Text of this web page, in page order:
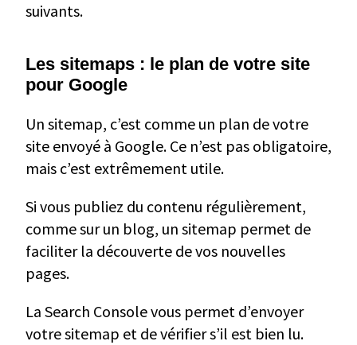
suivants.
Les sitemaps : le plan de votre site
pour Google
Un sitemap, c’est comme un plan de votre
site envoyé à Google. Ce n’est pas obligatoire,
mais c’est extrêmement utile.
Si vous publiez du contenu régulièrement,
comme sur un blog, un sitemap permet de
faciliter la découverte de vos nouvelles
pages.
La Search Console vous permet d’envoyer
votre sitemap et de vérifier s’il est bien lu.